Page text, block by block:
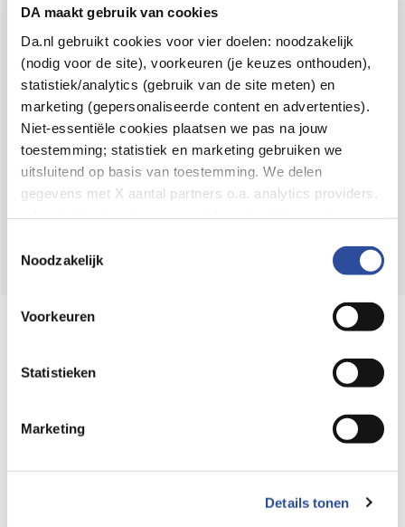
DA maakt gebruik van cookies
Da.nl gebruikt cookies voor vier doelen: noodzakelijk
(nodig voor de site), voorkeuren (je keuzes onthouden),
statistiek/analytics (gebruik van de site meten) en
marketing (gepersonaliseerde content en advertenties).
Niet-essentiële cookies plaatsen we pas na jouw
toestemming; statistiek en marketing gebruiken we
uitsluitend op basis van toestemming. We delen
gegevens met X aantal partners o.a. analytics providers,
en de bewaartermijnen per categorie. Je kunt je keuze op
gegevensverwerking staat in de
Privacyverklaring
Noodzakelijk
Voorkeuren
Statistieken
Marketing
Details tonen
8.6 uit4.106 reviews
Over DA
Klantenservice
Assortiment
VolgDAop:
Online aanbieder medicijnen
webshop mag verkopen.
⁠Verantwoorde zorg, ⁠ook online.